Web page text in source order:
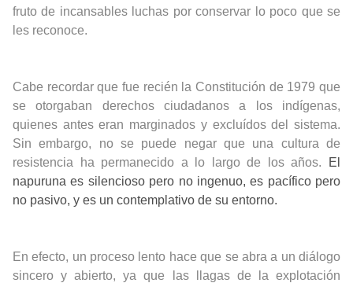
fruto de incansables luchas por conservar lo poco que se
les reconoce.
Cabe recordar que fue recién la Constitución de 1979 que
se otorgaban derechos ciudadanos a los indígenas,
quienes antes eran marginados y excluídos del sistema.
Sin embargo, no se puede negar que una cultura de
resistencia ha permanecido a lo largo de los años.
El
napuruna es silencioso pero no ingenuo, es pacífico pero
no pasivo, y es un contemplativo de su entorno.
En efecto, un proceso lento hace que se abra a un diálogo
sincero y abierto, ya que las llagas de la explotación